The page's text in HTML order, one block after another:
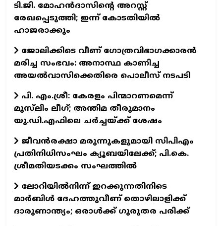
ടി.ജി. മോഹൻദാസിന്റെ അറസ്റ്റ്
രേഖപ്പെടുത്തി; ഇന്ന് കോടതിയിൽ
ഹാജരാക്കും
ജോലിക്കിടെ വീണ് ഗോത്രവിഭാഗക്കാരൻ
മരിച്ച സംഭവം: അനാസ്ഥ കാണിച്ച
അയൽവാസിക്കെതിരെ പൊലീസ് നടപടി
പി. എം.ശ്രീ: കേരളം പിന്മാറണമെന്ന്
മുസ്‌ലിം ലീഗ്; അന്തിമ തീരുമാനം
യു.ഡി.എഫിലെ ചർച്ചയ്ക്ക് ശേഷം
ജീവന്‍രക്ഷാ മരുന്നുകളുമായി സിപിഎം
പ്രതിനിധിസംഘം ക്യൂബയിലേക്ക്; പി.കെ.
ശ്രീമതിയടക്കം സംഘത്തില്‍
ലോറിയില്‍നിന്ന് ഇറക്കുന്നതിനിടെ
മാര്‍ബിള്‍ ദേഹത്തുവീണ് തൊഴിലാളിക്ക്
ദാരുണാന്ത്യം; ഒരാള്‍ക്ക് ഗുരുതര പരിക്ക്